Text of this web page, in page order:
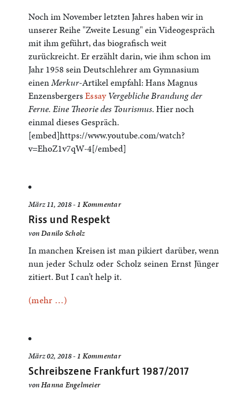
Noch im November letzten Jahres haben wir in
unserer Reihe "Zweite Lesung" ein Videogespräch
mit ihm geführt, das biografisch weit
zurückreicht. Er erzählt darin, wie ihm schon im
Jahr 1958 sein Deutschlehrer am Gymnasium
einenMerkur-Artikel empfahl: Hans Magnus
Enzensbergers EssayVergebliche Brandung der
Ferne. Eine Theorie des Tourismus. Hier noch
einmal dieses Gespräch.
[embed]https://www.youtube.com/watch?
v=EhoZ1v7qW-4[/embed]
März 11, 2018 - 1 Kommentar
Riss und Respekt
vonDanilo Scholz
In manchen Kreisen ist man pikiert darüber, wenn
nun jeder Schulz oder Scholz seinen Ernst Jünger
zitiert. But I can’t help it.
(mehr …)
März 02, 2018 - 1 Kommentar
Schreibszene Frankfurt 1987/2017
vonHanna Engelmeier